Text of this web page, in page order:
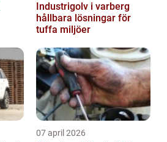
Industrigolv i varberg
hållbara lösningar för
tuffa miljöer
07 april 2026